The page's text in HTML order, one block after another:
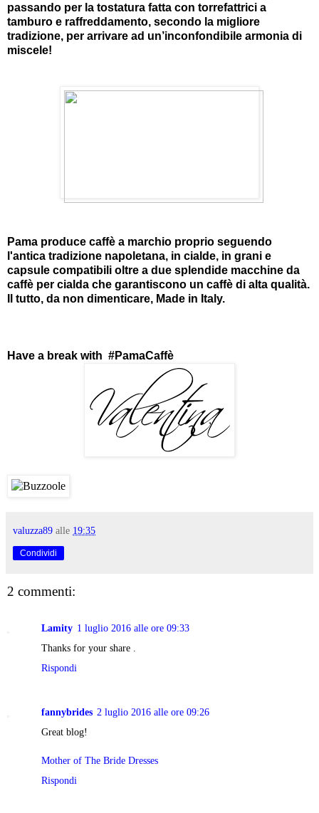
passando per la tostatura fatta con torrefattrici a
tamburo e raffreddamento, secondo la migliore
tradizione, per arrivare ad un’inconfondibile armonia di
miscele!
Pama produce caffè a marchio proprio seguendo
l'antica tradizione napoletana, in cialde, in grani e
capsule compatibili oltre a due splendide macchine da
caffè per cialda che garantiscono un caffè di alta qualità.
Il tutto, da non dimenticare, Made in Italy.
Have a break with #PamaCaffè
valuzza89 alle 19:35
Condividi
2 commenti:
Lamity 1 luglio 2016 alle ore 09:33
Thanks for your share .
Rispondi
fannybrides 2 luglio 2016 alle ore 09:26
Great blog!
Mother of The Bride Dresses
Rispondi